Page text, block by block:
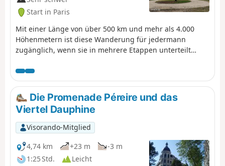
Start in Paris
Mit einer Länge von über 500 km und mehr als 4.000
Höhenmetern ist diese Wanderung für jedermann
zugänglich, wenn sie in mehrere Etappen unterteilt
und eignet sich daher für alle, die sich im Wandern
versuchen möchten. Es gibt zahlreiche
Sehenswürdigkeiten entlang dieser Wanderroute.
Liebhaber von Geschichte und Kulturerbe, aber auch
Naturfreunde kommen hier auf ihre Kosten.
Die Promenade Péreire und das
Viertel Dauphine
Visorando-Mitglied
4,74 km
+23 m
-3 m
1:25 Std.
Leicht